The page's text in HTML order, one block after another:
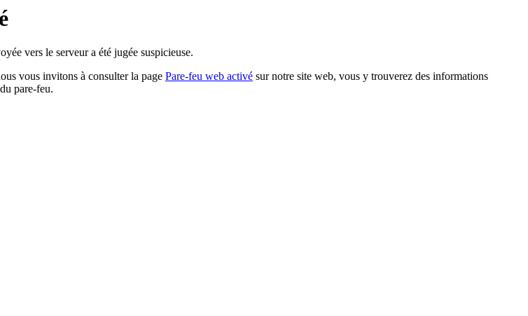
vers le serveur a été jugée suspicieuse.
vous invitons à consulter la page Pare-feu web activé sur notre site web, vous y trouverez des informations
pare-feu.